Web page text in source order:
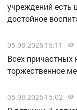
учреждений есть
достойное
05.08.2026 15:11
Всех причастных
торжественное
05.08.2026 15:02